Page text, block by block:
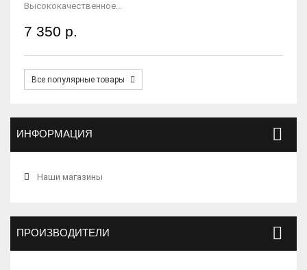
Высококачественное...
7 350 р.
Все популярные товары
ИНФОРМАЦИЯ
Наши магазины
ПРОИЗВОДИТЕЛИ